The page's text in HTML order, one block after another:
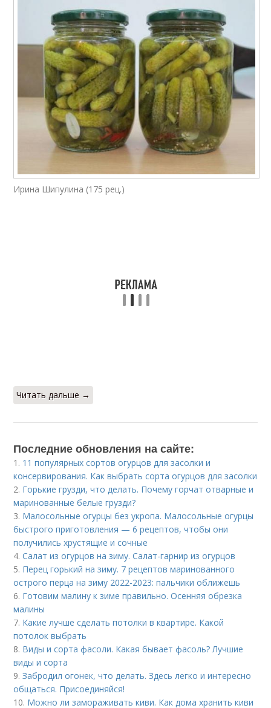
Ирина Шипулина (175 рец.)
Читать дальше →
Последние обновления на сайте:
1. 11 популярных сортов огурцов для засолки и
консервирования. Как выбрать сорта огурцов для засолки
2. Горькие грузди, что делать. Почему горчат отварные и
маринованные белые грузди?
3. Малосольные огурцы без укропа. Малосольные огурцы
быстрого приготовления — 6 рецептов, чтобы они
получились хрустящие и сочные
4.Салат из огурцов на зиму. Салат-гарнир из огурцов
5. Перец горький на зиму. 7 рецептов маринованного
острого перца на зиму 2022-2023: пальчики оближешь
6. Готовим малину к зиме правильно. Осенняя обрезка
малины
7. Какие лучше сделать потолки в квартире. Какой
потолок выбрать
8. Виды и сорта фасоли. Какая бывает фасоль? Лучшие
виды и сорта
9.Забродил огонек, что делать. Здесь легко и интересно
общаться. Присоединяйся!
10. Можно ли замораживать киви. Как дома хранить киви